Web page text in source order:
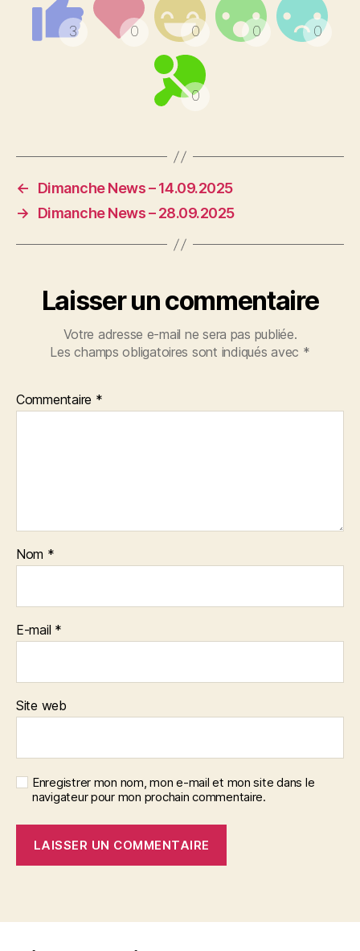
←
Dimanche News – 14.09.2025
→
Dimanche News – 28.09.2025
Laisser un commentaire
Votre adresse e-mail ne sera pas publiée.
Les champs obligatoires sont indiqués avec *
Commentaire *
Nom *
E-mail *
Site web
Enregistrer mon nom, mon e-mail et mon site dans le
navigateur pour mon prochain commentaire.
t